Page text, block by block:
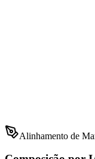
Alinhamento de